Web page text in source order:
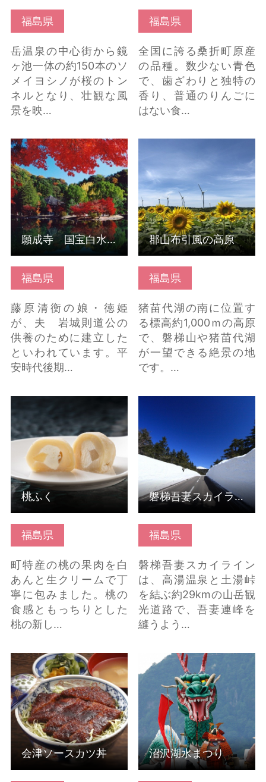
福島県
岳温泉の中心街から鏡
ヶ池一体の約150本のソ
メイヨシノが桜のトン
ネルとなり、壮観な風
景を映…
福島県
全国に誇る桑折町原産
の品種。数少ない青色
で、歯ざわりと独特の
香り、普通のりんごに
はない食…
福島県
藤原清衡の娘・徳姫
が、夫 岩城則道公の
供養のために建立した
といわれています。平
安時代後期…
願成寺 国宝白水阿弥
陀堂 の詳細はこちら
願成寺 国宝白水阿弥陀堂
福島県
猪苗代湖の南に位置す
る標高約1,000ｍの高原
で、磐梯山や猪苗代湖
が一望できる絶景の地
です。…
細はこちら
郡山布引風の高原
福島県
町特産の桃の果肉を白
あんと生クリームで丁
寧に包みました。桃の
食感ともっちりとした
桃の新し…
桃ふく
福島県
磐梯吾妻スカイライン
は、高湯温泉と土湯峠
を結ぶ約29kmの山岳観
光道路で、吾妻連峰を
縫うよう…
こちら
磐梯吾妻スカイライン（雪の回廊）
会津ソースカツ丼 の詳
細はこちら
会津ソースカツ丼
沼沢湖水まつり の詳細
はこちら
沼沢湖水まつり